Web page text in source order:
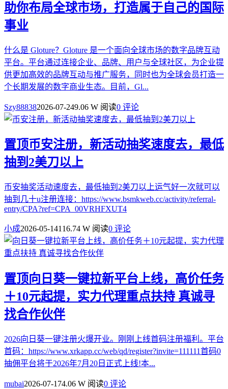
助你布局全球市场，打造属于自己的国际
事业
什么是 Gloture？Gloture 是一个面向全球市场的数字品牌互动
平台。平台通过连接企业、品牌、用户与全球社区，为企业提
供更加高效的品牌互动与推广服务，同时也为全球会员打造一
个长期发展的数字商业生态。目前，Gl...
Szy888382026-07-249.06 W 阅读0 评论
置顶币安注册，新活动抽奖速度去，最低
抽到2美刀以上
币安抽奖活动速度去，最低抽到2美刀以上运气好一次就可以
抽到几十u注册连接：https://www.bsmkweb.cc/activity/referral-
entry/CPA?ref=CPA_00VRHFXUT4
小成2026-05-14116.74 W 阅读0 评论
置顶 向日葵一键拉新平台上线，高价任务
＋10元起提，实力代理重点扶持 真诚寻
找合作伙伴
2026向日葵一键注册火爆开业。刚刚上线首码注册福利。平台
首码：https://www.xrkapp.cc/web/qd/register?invite=111111首码0
抽佣平台将于2026年7月20日正式上线!本...
mubai2026-07-174.06 W 阅读0 评论